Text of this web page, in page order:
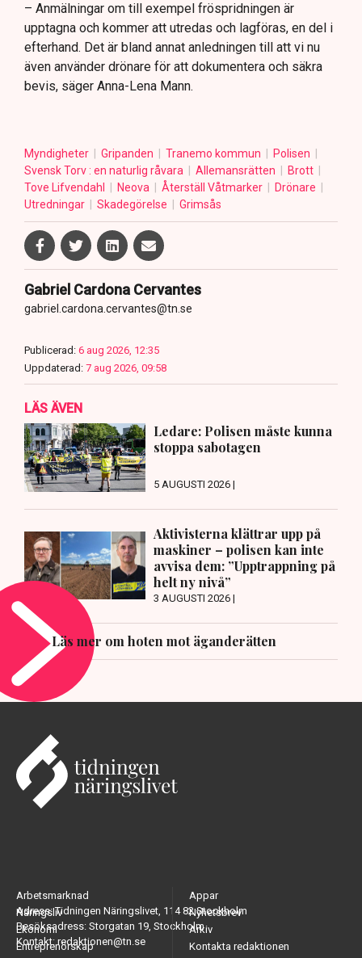
– Anmälningar om till exempel fröspridningen är
upptagna och kommer att utredas och lagföras, en del i
efterhand. Det är bland annat anledningen till att vi nu
även använder drönare för att dokumentera och säkra
bevis, säger Anna-Lena Mann.
Myndigheter Gripanden Tranemo kommun
Polisen
Svensk Torv : en naturlig råvara
Allemansrätten
Brott
Tove Lifvendahl
Neova Återställ Våtmarker
Drönare
Utredningar
Skadegörelse Grimsås
Gabriel Cardona Cervantes
gabriel.cardona.cervantes@tn.se
Publicerad: 6 aug 2026, 12:35
Uppdaterad: 7 aug 2026, 09:58
LÄS ÄVEN
Ledare: Polisen måste kunna
stoppa sabotagen
5 AUGUSTI 2026 |
Aktivisterna klättrar upp på
maskiner – polisen kan inte
avvisa dem: ”Upptrappning på
helt ny nivå”
3 AUGUSTI 2026 |
Läs mer om hoten mot äganderätten
Adress: Tidningen Näringslivet, 114 82 Stockholm
Besöksadress: Storgatan 19, Stockholm
Kontakt: redaktionen@tn.se
Arbetsmarknad
Näringsliv
Ekonomi
Entreprenörskap
Appar
Nyhetsbrev
Arkiv
Kontakta redaktionen